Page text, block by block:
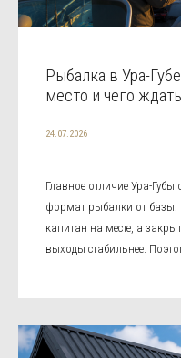
Рыбалка в Ура-
место и чего ждать
24.07.2026
Главное отличие Ура-
формат рыбалки от базы:
капитан на месте, а
выходы стабильнее.